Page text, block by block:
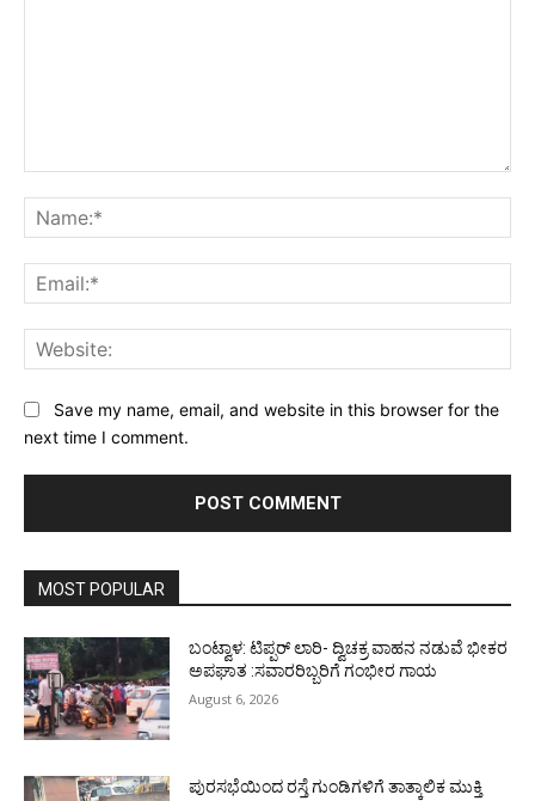
Save my name, email, and website in this browser for the
next time I comment.
MOST POPULAR
ಬಂಟ್ವಾಳ: ಟಿಪ್ಪರ್ ಲಾರಿ- ದ್ವಿಚಕ್ರ ವಾಹನ ನಡುವೆ ಭೀಕರ
ಅಪಘಾತ :ಸವಾರರಿಬ್ಬರಿಗೆ ಗಂಭೀರ ಗಾಯ
August 6, 2026
ಪುರಸಭೆಯಿಂದ ರಸ್ತೆ ಗುಂಡಿಗಳಿಗೆ ತಾತ್ಕಾಲಿಕ ಮುಕ್ತಿ